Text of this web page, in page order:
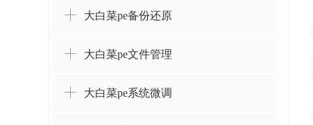
大白菜pe备份还原
大白菜pe文件管理
大白菜pe系统微调